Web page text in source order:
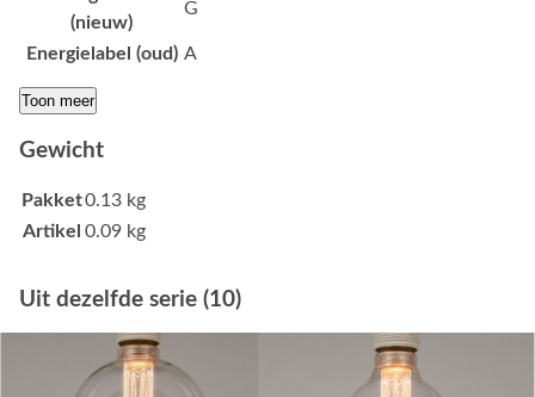
(nieuw)
G
Energielabel (oud) A
Toon meer
Gewicht
Pakket0.13 kg
Artikel 0.09 kg
Uit dezelfde serie (10)